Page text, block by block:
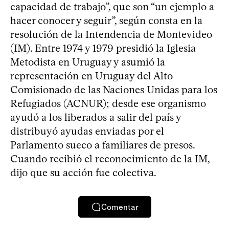
capacidad de trabajo”, que son “un ejemplo a
hacer conocer y seguir”, según consta en la
resolución de la Intendencia de Montevideo
(IM). Entre 1974 y 1979 presidió la Iglesia
Metodista en Uruguay y asumió la
representación en Uruguay del Alto
Comisionado de las Naciones Unidas para los
Refugiados (ACNUR); desde ese organismo
ayudó a los liberados a salir del país y
distribuyó ayudas enviadas por el
Parlamento sueco a familiares de presos.
Cuando recibió el reconocimiento de la IM,
dijo que su acción fue colectiva.
Comentar